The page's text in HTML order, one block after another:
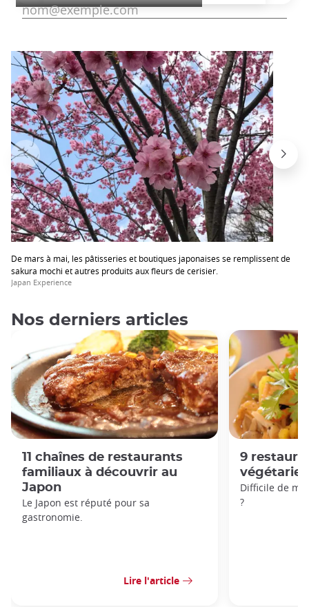
De mars à mai, les pâtisseries et boutiques japonaises se remplissent de
sakura mochi et autres produits aux fleurs de cerisier.
Japan Experience
Nos derniers articles
11 chaînes de restaurants
familiaux à découvrir au
Japon
Le Japon est réputé pour sa
gastronomie.
Lire l'article
9
Difficile de
?